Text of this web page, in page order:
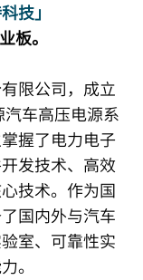
技」
板。
限公司，成立
车高压电源系
握了电力电子
发技术、高效
技术。作为国
国内外与汽车
室、可靠性实
。